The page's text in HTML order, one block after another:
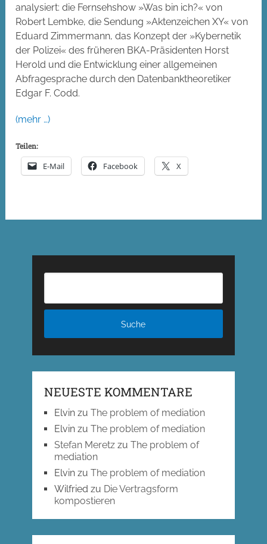
analysiert: die Fernsehshow »Was bin ich?« von
Robert Lembke, die Sendung »Aktenzeichen XY« von
Eduard Zimmermann, das Konzept der »Kybernetik
der Polizei« des früheren BKA-Präsidenten Horst
Herold und die Entwicklung einer allgemeinen
Abfragesprache durch den Datenbanktheoretiker
Edgar F. Codd.
(mehr …)
Teilen:
E-Mail Facebook X
NEUESTE KOMMENTARE
Elvinzu The problem of mediation
Elvinzu The problem of mediation
Stefan Meretzzu The problem of
mediation
Elvinzu The problem of mediation
Wilfried zu Die Vertragsform
kompostieren